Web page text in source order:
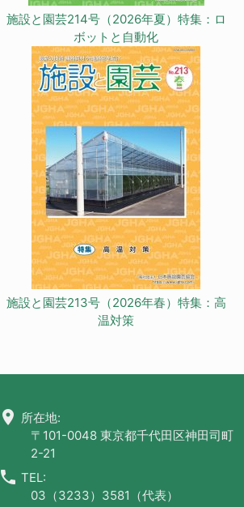
施設と園芸214号（2026年夏）特集：ロ
ボットと自動化
施設と園芸213号（2026年春）特集：高
温対策
location_on 所在地:
〒101-0048 東京都千代田区神田司町
2-21
call TEL:
03（3233）3581（代表）